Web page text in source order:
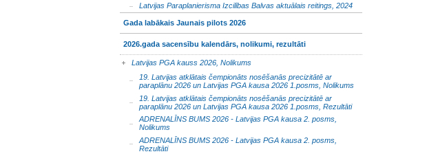
Latvijas Paraplanierisma Izcilības Balvas aktuālais reitings, 2024
Gada labākais Jaunais pilots 2026
2026.gada sacensību kalendārs, nolikumi, rezultāti
Latvijas PGA kauss 2026, Nolikums
19. Latvijas atklātais čempionāts nosēšanās precizitātē ar
paraplānu 2026 un Latvijas PGA kausa 2026 1.posms, Nolikums
19. Latvijas atklātais čempionāts nosēšanās precizitātē ar
paraplānu 2026 un Latvijas PGA kausa 2026 1.posms, Rezultāti
ADRENALĪNS BUMS 2026 - Latvijas PGA kausa 2. posms,
Nolikums
ADRENALĪNS BUMS 2026 - Latvijas PGA kausa 2. posms,
Rezultāti